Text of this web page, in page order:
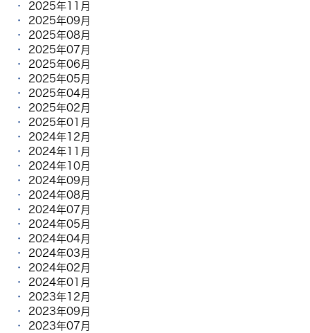
2025年11月
2025年09月
2025年08月
2025年07月
2025年06月
2025年05月
2025年04月
2025年02月
2025年01月
2024年12月
2024年11月
2024年10月
2024年09月
2024年08月
2024年07月
2024年05月
2024年04月
2024年03月
2024年02月
2024年01月
2023年12月
2023年09月
2023年07月